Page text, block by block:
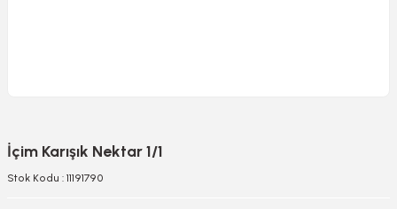
İçim Karışık Nektar 1/1
Stok Kodu : 11191790